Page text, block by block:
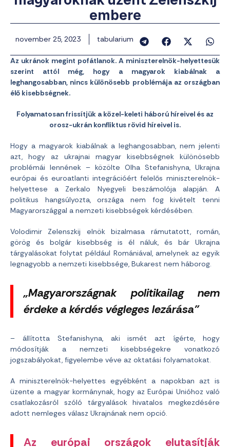
embere
november 25, 2023 tabularium
Az ukránok megint pofátlanok. A miniszterelnök-helyettesük
szerint attól még, hogy a magyarok kiabálnak a
leghangosabban, nincs különösebb problémája az országban
élő kisebbségnek.
Folyamatosan frissítjük a közel-keleti háború híreivel és az
orosz-ukrán konfliktus rövid híreivel is.
Hogy a magyarok kiabálnak a leghangosabban, nem jelenti
azt, hogy az ukrajnai magyar kisebbségnek különösebb
problémái lennének – közölte Olha Stefanishyna, Ukrajna
európai és euroatlanti integrációért felelős miniszterelnök-
helyettese a Zerkalo Nyegyeli beszámolója alapján. A
politikus hangsúlyozta, országa nem fog kivételt tenni
Magyarországgal a nemzeti kisebbségek kérdésében.
Volodimir Zelenszkij elnök bizalmasa rámutatott, román,
görög és bolgár kisebbség is él náluk, és bár Ukrajna
tárgyalásokat folytat például Romániával, amelynek az egyik
legnagyobb a nemzeti kisebbsége, Bukarest nem háborog.
„Magyarországnak politikailag nem
érdeke a kérdés végleges lezárása”
– állította Stefanishyna, aki ismét azt ígérte, hogy
módosítják a nemzeti kisebbségekre vonatkozó
jogszabályokat, figyelembe véve az oktatási folyamatokat.
A miniszterelnök-helyettes egyébként a napokban azt is
üzente a magyar kormánynak, hogy az Európai Unióhoz való
csatlakozásról szóló tárgyalások hivatalos megkezdésére
adott nemleges válasz Ukrajnának nem opció.
Az európai országok elutasítják